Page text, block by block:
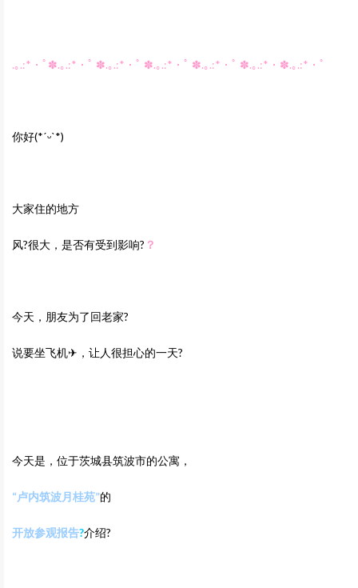
.｡.:*・ﾟ✽.｡.:*・ﾟ ✽.｡.:*・ﾟ ✽.｡.:*・ﾟ ✽.｡.:*・ﾟ ✽.｡.:*・✽.｡.:*・ﾟ
你好(*ˊᵕˋ*)
大家住的地方
风?很大，是否有受到影响? ？
今天，朋友为了回老家?
说要坐飞机✈，让人很担心的一天?
今天是，位于茨城县筑波市的公寓，
“卢内筑波月桂苑”的
开放参观报告?介绍?